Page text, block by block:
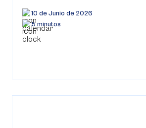
10 de Junio de 2026
5 minutos